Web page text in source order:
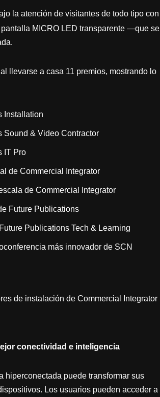
la atención de visitantes de todo tipo con
MICRO LED transparente —que se
llevarse a casa 11 premios, mostrando lo
Installation
Sound & Video Contractor
IT Pro
de Commercial Integrator
de Commercial Integrator
Future Publications
Publications Tech & Learning
más innovador de SCN
de instalación de Commercial Integrator
conectividad e inteligencia
hiperconectada puede transformar sus
Los usuarios pueden acceder a